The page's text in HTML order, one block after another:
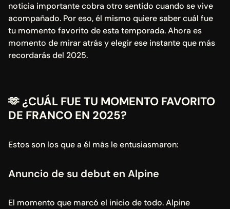
noticia importante cobra otro sentido cuando se vive
acompañado. Por eso, él mismo quiere saber cuál fue
tu momento favorito de esta temporada. Ahora es
momento de mirar atrás y elegir ese instante que más
recordarás del 2025.
🫶 ¿CUÁL FUE TU MOMENTO FAVORITO
DE FRANCO EN 2025?
Estos son los que a él más le entusiasmaron:
Anuncio de su debut en Alpine
El momento que marcó el inicio de todo. Alpine